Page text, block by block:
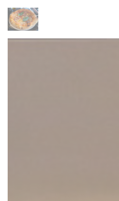
Personnalisation de vos choix en